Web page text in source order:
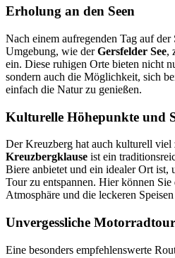
Erholung an den Seen
Nach einem aufregenden Tag auf der
Umgebung, wie derGersfelder See,
ein. Diese ruhigen Orte bieten nicht
sondern auch die Möglichkeit, sich
einfach die Natur zu genießen.
Kulturelle Höhepunkte und
Der Kreuzberg hat auch kulturell viel
Kreuzbergklause ist ein
Biere anbietet und ein idealer Ort ist,
Tour zu entspannen. Hier können
Atmosphäre und die leckeren
Unvergessliche
Eine besonders empfehlenswerte